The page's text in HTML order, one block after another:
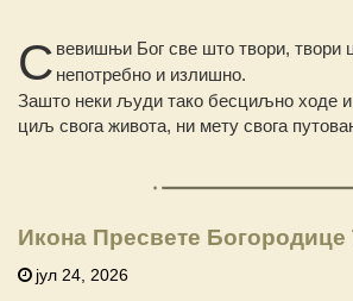
С вевишњи Бог све што твори,
непотребно и излишно.
Зашто неки људи тако бесциљно ходе и
циљ свога живота, ни мету свога
Икона Пресвете Богородице
јул 24, 2026